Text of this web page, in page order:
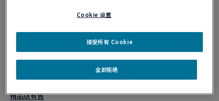
个性化定制
作品编号
精品店有售
Cookie 设置
全部拒绝
接受所有 Cookie